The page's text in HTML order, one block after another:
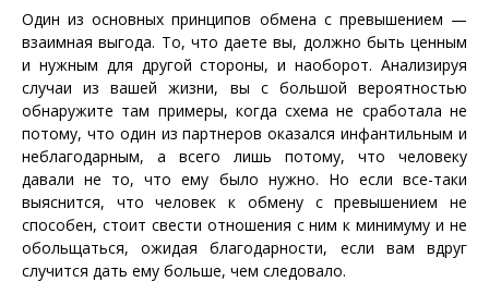
Один из основных принципов обмена с превышением —
взаимная выгода. То, что даете вы, должно быть ценным
и нужным для другой стороны, и наоборот. Анализируя
случаи из вашей жизни, вы с большой вероятностью
обнаружите там примеры, когда схема не сработала не
потому, что один из партнеров оказался инфантильным и
неблагодарным, а всего лишь потому, что человеку
давали не то, что ему было нужно. Но если все-таки
выяснится, что человек к обмену с превышением не
способен, стоит свести отношения с ним к минимуму и не
обольщаться, ожидая благодарности, если вам вдруг
случится дать ему больше, чем следовало.